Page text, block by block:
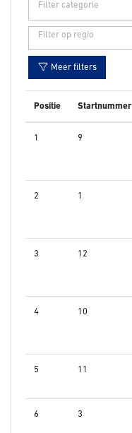
Filter categorie
Filter op regio
Meer filters
Positie Startnummer
1 9
2 1
3 12
4 10
5 11
6 3